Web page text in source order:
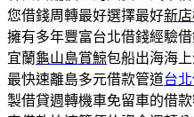
您借錢周轉最好選擇最好新
擁有多年豐富台北借錢經驗
宜蘭龜山島賞鯨包船出海海
最快速離島多元借款管道台
製借貸週轉機車免留車的借